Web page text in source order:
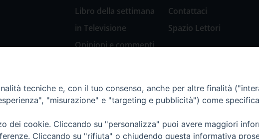
Libro della settimana
in Televisione
Opinioni e commenti
Natale 2018: Presepi
in Diocesi
Natale 2020: Presepi
nella Diocesi di
Contattaci
Spazio Lettori
tecniche e, con il tuo consenso, anche per altre finalità
"misurazione" e "targeting e pubblicità") come
dei cookie. Cliccando su "personalizza" puoi avere maggiori
Cliccando su "rifiuta" o chiudendo questa informativa